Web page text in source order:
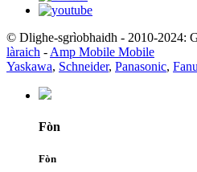
© Dlighe-sgrìobhaidh - 2010-2024:
làraich - Amp Mobile Mobile
Yaskawa, Schneider, Panasonic,
Fòn
Fòn